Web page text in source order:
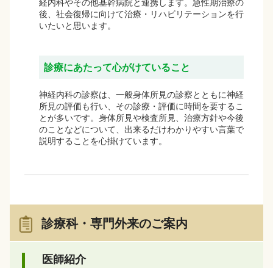
後、社会復帰に向けて治療・リハビリテーションを行
いたいと思います。
診療にあたって心がけていること
神経内科の診察は、一般身体所見の診察とともに神経
所見の評価も行い、その診療・評価に時間を要するこ
とが多いです。身体所見や検査所見、治療方針や今後
のことなどについて、出来るだけわかりやすい言葉で
説明することを心掛けています。
診療科・専門外来のご案内
医師紹介